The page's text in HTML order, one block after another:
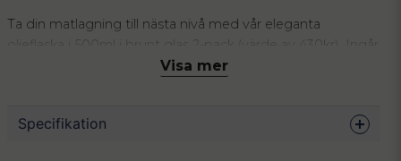
Ta din matlagning till nästa nivå med vår eleganta
oljeflaska i 500ml i brunt glas 2-pack (värde av 430kr). Ingår
2 stycken etiketter med olivolja och rapsolja. Den mörka
till en vacker detalj i både kök och på matbord.
Visa mer
Specifikation